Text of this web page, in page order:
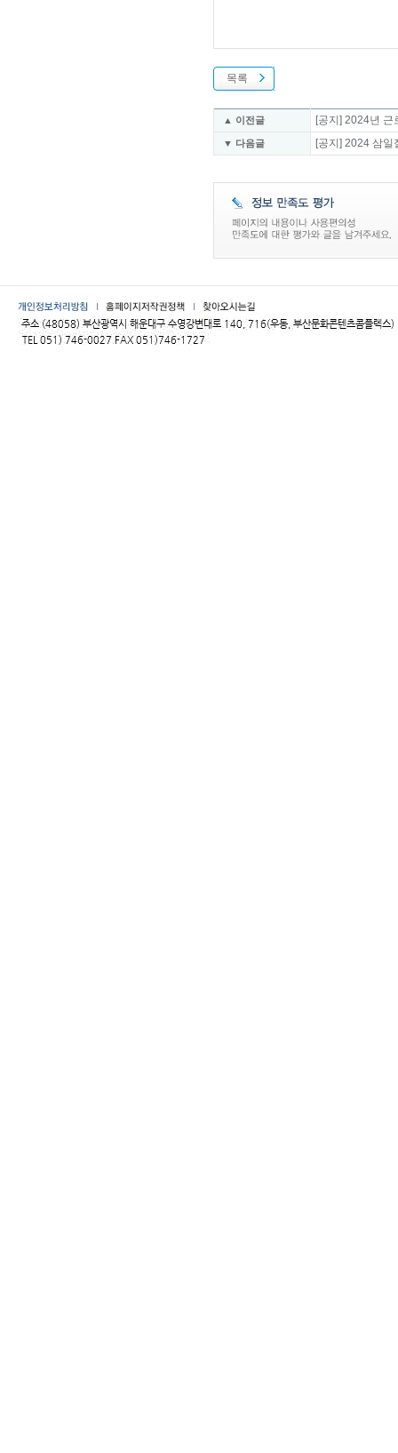
목록
▲ 이전글 [공지] 2024년 근
▼ 다음글 [공지] 2024 삼일